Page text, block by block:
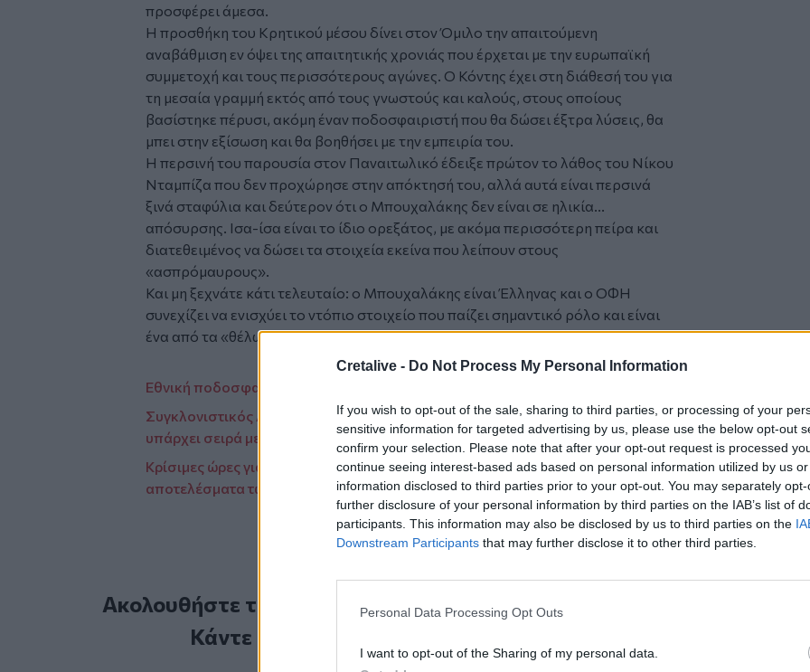
Cretalive - Do Not Process My Personal Information
If you wish to opt-out of the sale, sharing to third parties, or processing of your
sensitive information for targeted advertising by us, please use the below opt-out
confirm your selection. Please note that after your opt-out request is processed
continue seeing interest-based ads based on personal information utilized by us
information disclosed to third parties prior to your opt-out. You may separately
further disclosure of your personal information by third parties on the IAB’s list of
participants. This information may also be disclosed by us to third parties on the
Downstream Participants that may further disclose it to other third parties.
Personal Data Processing Opt Outs
I want to opt-out of the Sharing of my personal data.
προσφέρει άμεσα.
Η προσθήκη του Κρητικού μέσου δίνει στον Όμιλο την απαιτούμενη
αναβάθμιση εν όψει της απαιτητικής χρονιάς που έρχεται με την ευρωπαϊκή
συμμετοχή και τους περισσότερους αγώνες. Ο Κόντης έχει στη διάθεσή του για
τη μεσαία γραμμή εκτός από τους γνωστούς και καλούς, στους οποίους
βασίστηκε πέρυσι, ακόμη έναν ποδοσφαιριστή που θα δώσει έξτρα λύσεις, θα
μπει στην εξίσωση και θα βοηθήσει με την εμπειρία του.
Η περσινή του παρουσία στον Παναιτωλικό έδειξε πρώτον το λάθος του Νίκου
Νταμπίζα που δεν προχώρησε στην απόκτησή του, αλλά αυτά είναι περσινά
ξινά σταφύλια και δεύτερον ότι ο Μπουχαλάκης δεν είναι σε ηλικία...
απόσυρσης. Ισα-ίσα είναι το ίδιο ορεξάτος, με ακόμα περισσότερη πείρα και
διατεθειμένος να δώσει τα στοιχεία εκείνα που λείπουν στους
«ασπρόμαυρους».
Και μη ξεχνάτε κάτι τελευταίο: ο Μπουχαλάκης είναι Έλληνας και ο ΟΦΗ
συνεχίζει να ενισχύει το ντόπιο στοιχείο που παίζει σημαντικό ρόλο και είναι
ένα από τα «θέλω» του προπονητή του.
Εθνική ποδοσφαίρου: Προς Τούμπα τα δύο πρώτα παιχνίδια του Nations League
Συγκλονιστικός Αντετοκούνμπο: «Παλιά πουλούσα ρολόγια για να ζήσω, τώρα
υπάρχει σειρά με το όνομά μου»
Κρίσιμες ώρες για τον Μάριο Οικονόμου: Δεν ήταν ενθαρρυντικά τα πρώτα
αποτελέσματα των τεστ εγκεφαλικού θανάτου
Ακολουθήστε το Cretalive στοGoogle Newsκαι στο
Κάντε εγγραφή στο κανάλι μας στο